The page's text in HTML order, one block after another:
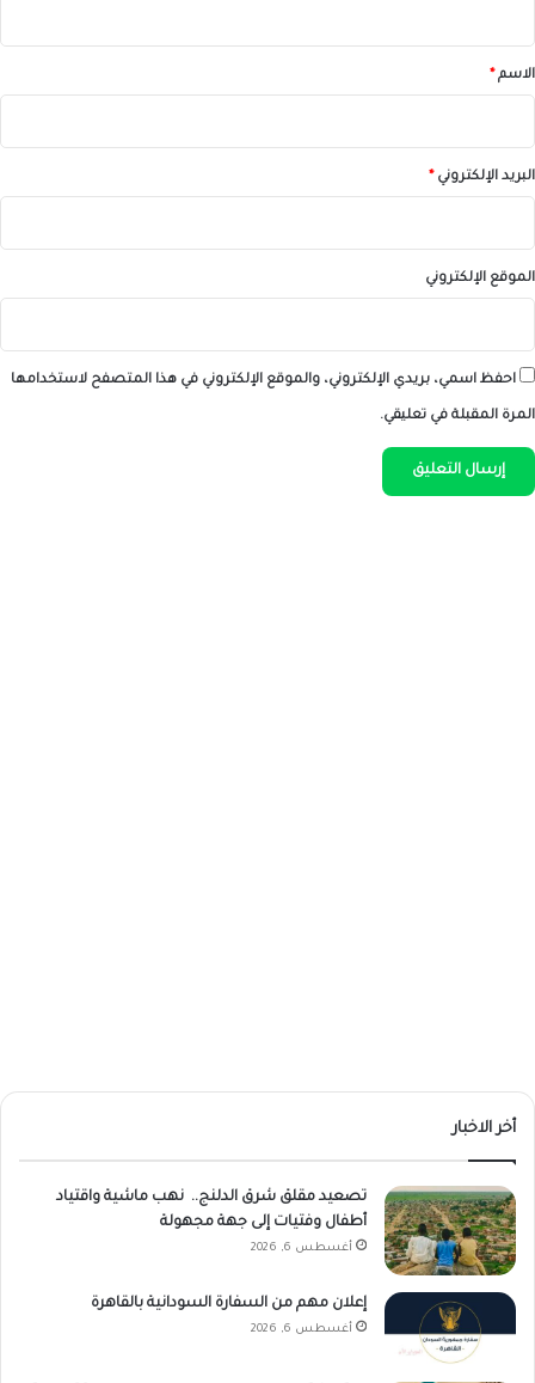
*الاسم *
البريد الإلكتروني *
الموقع الإلكتروني
احفظ اسمي، بريدي الإلكتروني، والموقع الإلكتروني في هذا المتصفح لاستخدامها
المرة المقبلة في تعليقي.
أخر الاخبار
تصعيد مقلق شرق الدلنج.. نهب ماشية واقتياد
أطفال وفتيات إلى جهة مجهولة
أغسطس 6, 2026
إعلان مهم من السفارة السودانية بالقاهرة
أغسطس 6, 2026